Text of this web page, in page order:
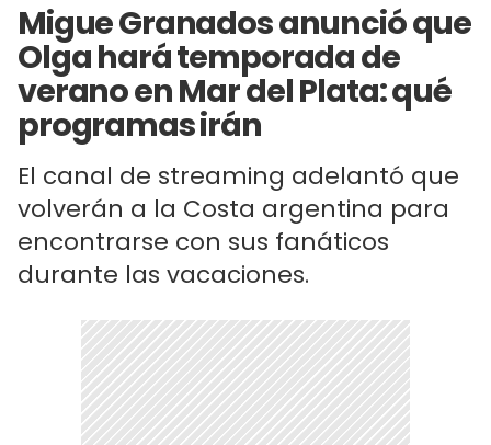
Migue Granados anunció que
Olga hará temporada de
verano en Mar del Plata: qué
programas irán
El canal de streaming adelantó que
volverán a la Costa argentina para
encontrarse con sus fanáticos
durante las vacaciones.